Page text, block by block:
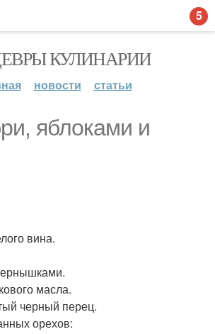
КУЛИНАРИИ
новости статьи
яблоками и
вина.
масла.
черный перец.
орехов:
5